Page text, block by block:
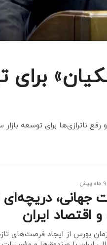
برای
ناترازی‌ها برای توسعه بازار
9 ماه پیش
جهانی، دریچه‌ای
اقتصاد ایران
بورس از ایجاد فرصت‌های